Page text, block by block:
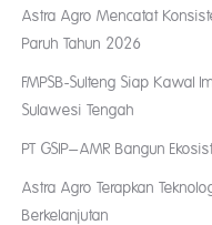
Astra Agro Mencatat
Paruh Tahun 2026
FMPSB-Sulteng Siap Kawal
Sulawesi Tengah
PT GSIP–AMR Bangun
Astra Agro Terapkan
Berkelanjutan